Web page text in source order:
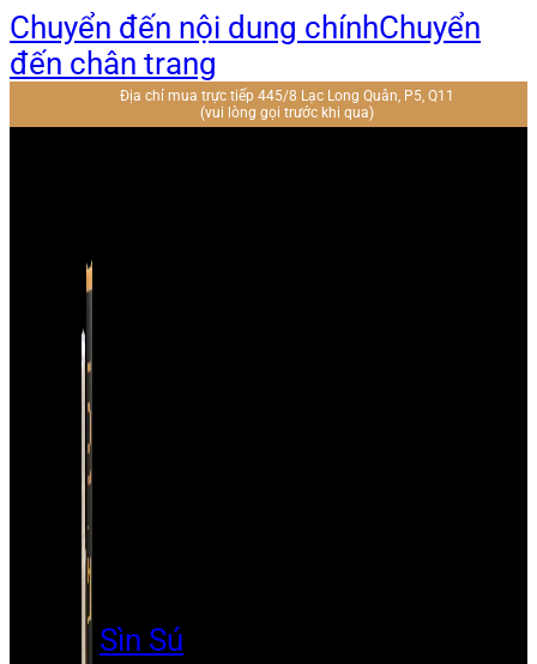
Chuyển đến nội dung chínhChuyển
đến chân trang
Địa chỉ mua trực tiếp 445/8 Lạc Long Quân, P5, Q11
(vui lòng gọi trước khi qua)
Sìn Sú